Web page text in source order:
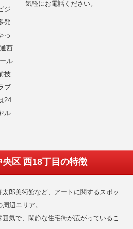
ジ
発
っ
西
ル
技
ブ
24
ル
気軽にお電話ください。
区 西18丁目の特徴
郎美術館など、アートに関するスポッ
辺エリア。
気で、閑静な住宅街が広がっているこ